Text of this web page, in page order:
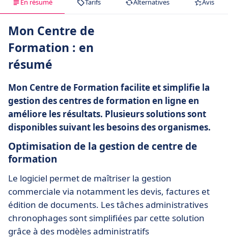
En résumé Tarifs Alternatives Avis
Mon Centre de
Formation : en
résumé
Mon Centre de Formation facilite et simplifie la
gestion des centres de formation en ligne en
améliore les résultats. Plusieurs solutions sont
disponibles suivant les besoins des organismes.
Optimisation de la gestion de centre de
formation
Le logiciel permet de maîtriser la gestion
commerciale via notamment les devis, factures et
édition de documents. Les tâches administratives
chronophages sont simplifiées par cette solution
grâce à des modèles administratifs